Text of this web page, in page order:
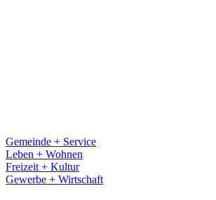
Gemeinde + Service
Leben + Wohnen
Freizeit + Kultur
Gewerbe + Wirtschaft